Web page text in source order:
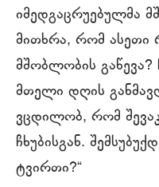
იმედგაცრუებულმა
მითხრა, რომ ასეთი
მშობლობის გაწევა?
მთელი დღის
ვცდილობ, რომ
ჩხუბისგან.
ტვირთი?“